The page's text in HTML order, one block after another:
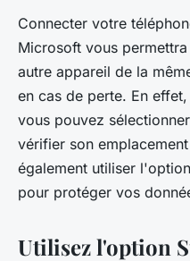
Connecter votre
Microsoft vous
autre appareil de la
en cas de perte. En
vous pouvez
vérifier son
également utiliser
pour protéger vos
Utilisez l'option